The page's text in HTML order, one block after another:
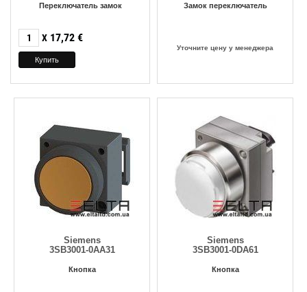
Переключатель замок
X 17,72 €
Замок переключатель
Уточните цену у менеджера
Siemens
3SB3001-0AA31
Кнопка
Siemens
3SB3001-0DA61
Кнопка